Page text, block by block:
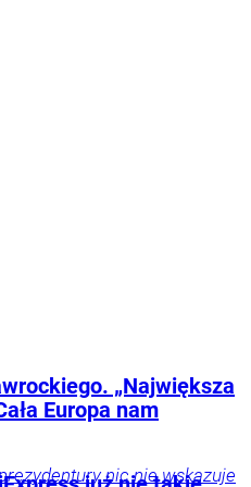
„Największa
Europa nam
nic nie wskazuje